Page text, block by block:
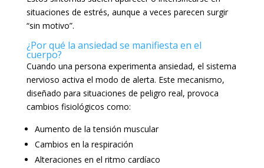
situaciones de estrés, aunque a veces parecen surgir
“sin motivo”.
¿Por qué la ansiedad se manifiesta en el
cuerpo?
Cuando una persona experimenta ansiedad, el sistema
nervioso activa el modo de alerta. Este mecanismo,
diseñado para situaciones de peligro real, provoca
cambios fisiológicos como:
Aumento de la tensión muscular
Cambios en la respiración
Alteraciones en el ritmo cardíaco